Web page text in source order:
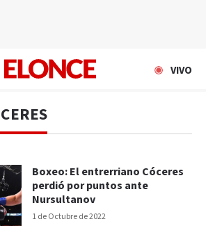
VIVO
1 de Octubre de 2022
Boxeo: El entrerriano Cóceres
perdió por puntos ante
Nursultanov